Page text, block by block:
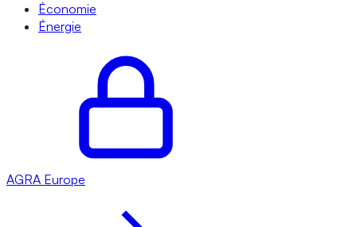
Économie
Énergie
AGRA Europe